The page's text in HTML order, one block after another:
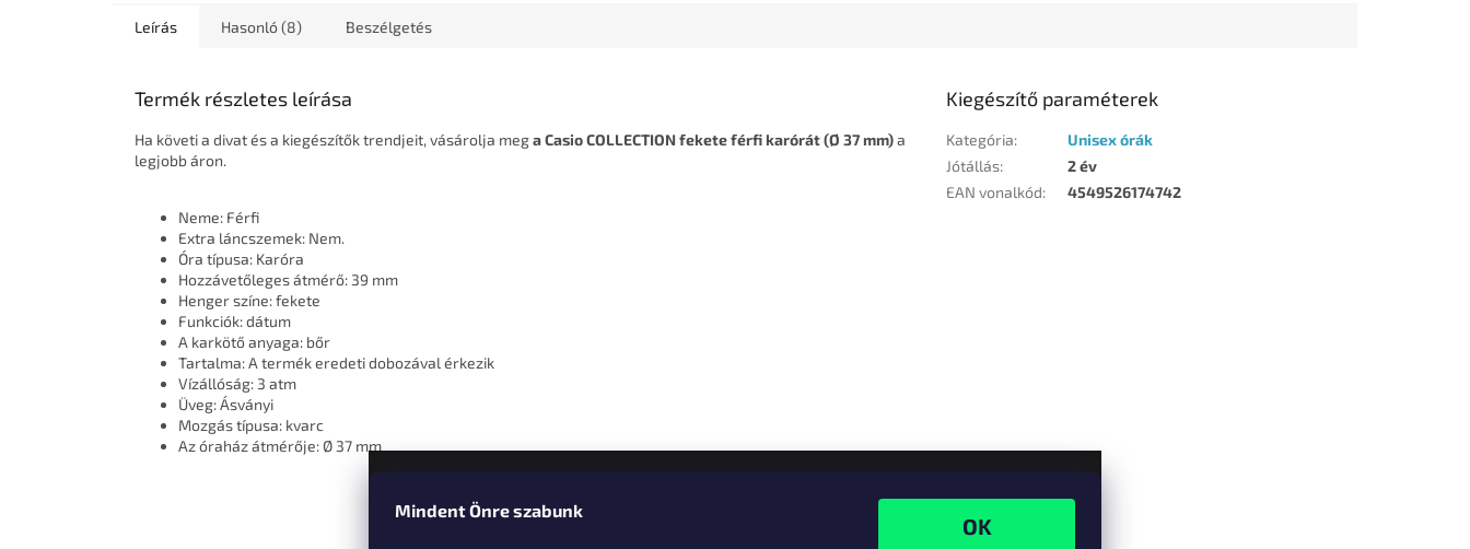
Mindent Önre szabunk
Leírás Hasonló (8) Beszélgetés
Termék részletes leírása
Ha követi a divat és a kiegészítők trendjeit, vásárolja mega Casio COLLECTION fekete férfi karórát (Ø 37 mm)a
legjobb áron.
Neme: Férfi
Extra láncszemek: Nem.
Óra típusa: Karóra
Hozzávetőleges átmérő: 39 mm
Henger színe: fekete
Funkciók: dátum
A karkötő anyaga: bőr
Tartalma: A termék eredeti dobozával érkezik
Vízállóság: 3 atm
Üveg: Ásványi
Mozgás típusa: kvarc
Az óraház átmérője: Ø 37 mm
Kiegészítő paraméterek
Kategória:
Unisex órák
Jótállás:
2 év
EAN vonalkód: 4549526174742